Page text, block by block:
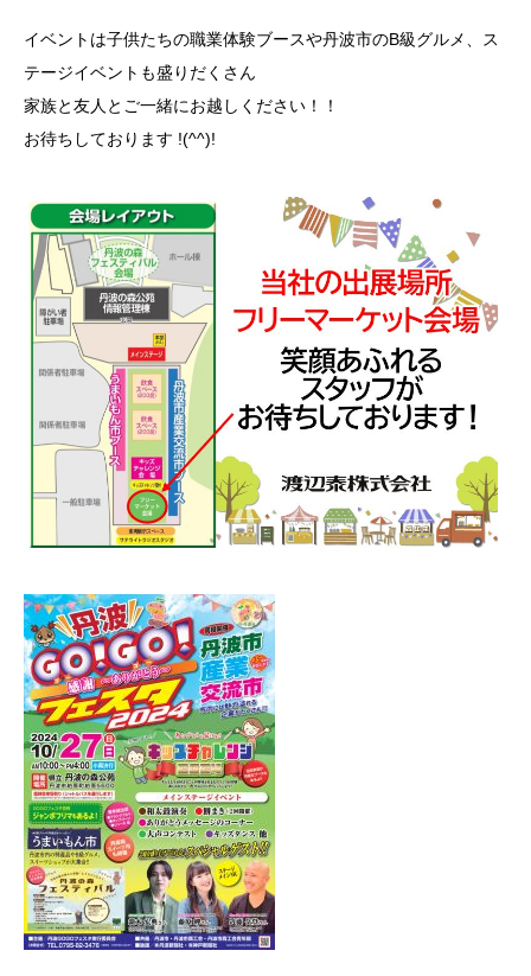
イベントは子供たちの職業体験ブースや丹波市のB級グルメ、ス
テージイベントも盛りだくさん
家族と友人とご一緒にお越しください！！
お待ちしております !(^^)!